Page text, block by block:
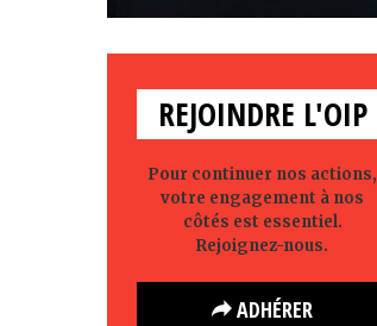
REJOINDRE L'OIP
Pour continuer nos actions,
votre engagement à nos
côtés est essentiel.
Rejoignez-nous.
ADHÉRER